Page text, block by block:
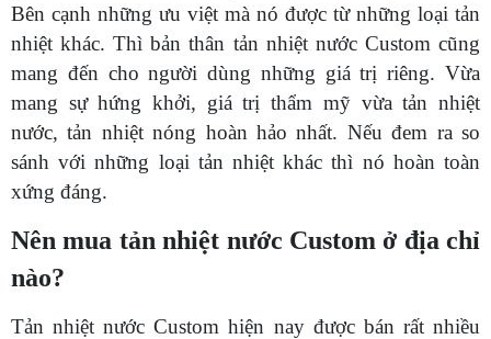
Bên cạnh những ưu việt mà nó được từ những loại tản
nhiệt khác. Thì bản thân tản nhiệt nước Custom cũng
mang đến cho người dùng những giá trị riêng. Vừa
mang sự hứng khởi, giá trị thẩm mỹ vừa tản nhiệt
nước, tản nhiệt nóng hoàn hảo nhất. Nếu đem ra so
sánh với những loại tản nhiệt khác thì nó hoàn toàn
xứng đáng.
Nên mua tản nhiệt nước Custom ở địa chỉ
nào?
Tản nhiệt nước Custom hiện nay được bán rất nhiều